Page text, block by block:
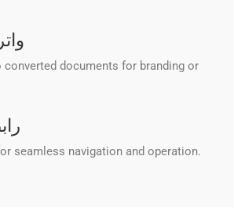
documents for branding or
seamless navigation and operation.